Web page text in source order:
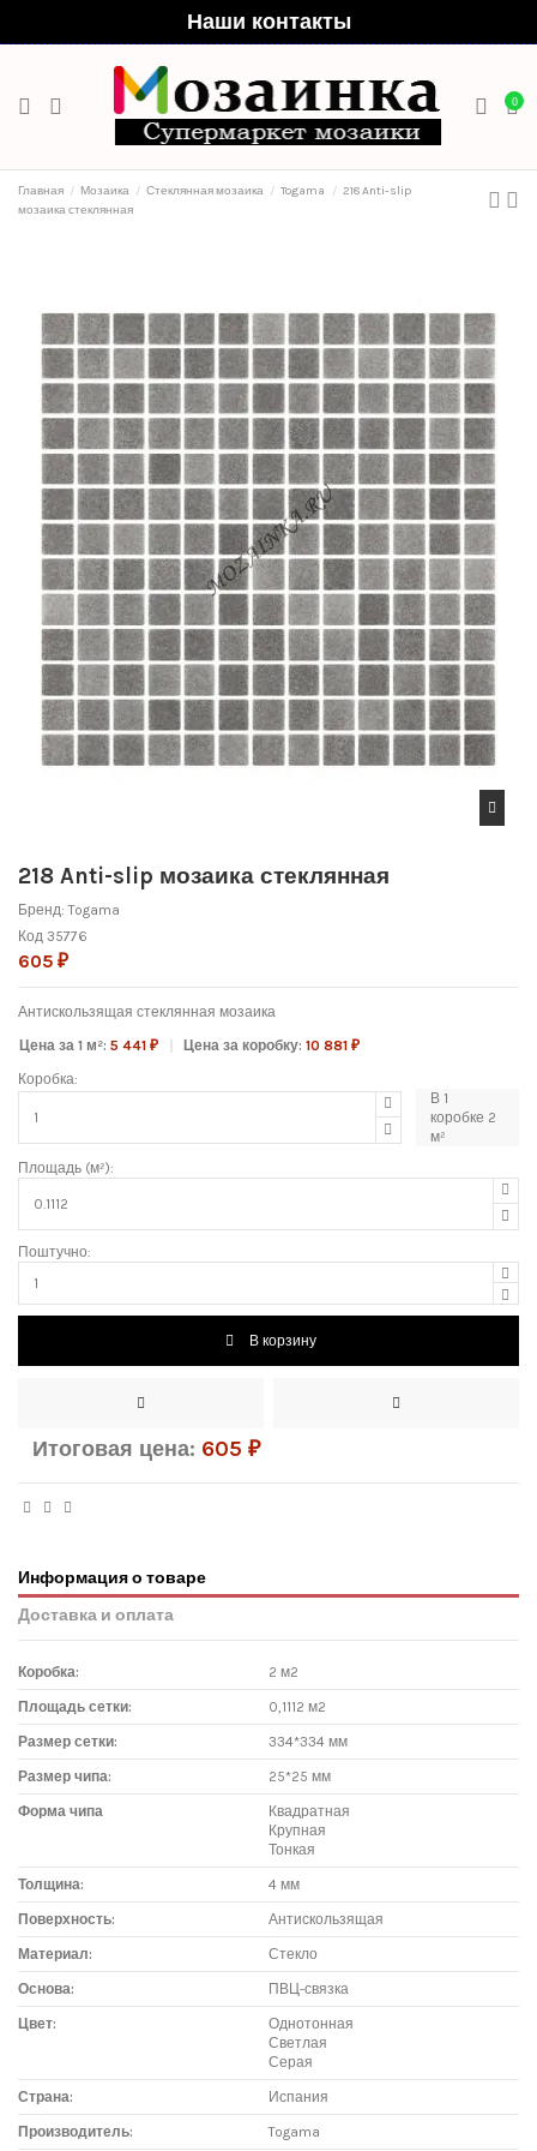
Наши контакты
0
Главная Мозаика Стеклянная мозаика Togama
218 Anti-slip
мозаика стеклянная
218 Anti-slip мозаика стеклянная
Бренд: Togama
Код 35776
605 ₽
Антискользящая стеклянная мозаика
Цена за 1 м²:5 441 ₽ Цена за коробку:10 881 ₽
Коробка:
В 1
коробке 2
м²
Площадь (м²):
Поштучно:
В корзину
Итоговая цена: 605 ₽
Информация о товаре
Доставка и оплата
Коробка: 2 м2
Площадь сетки: 0,1112 м2
Размер сетки: 334*334 мм
Размер чипа: 25*25 мм
Форма чипа
Квадратная
Крупная
Тонкая
Толщина: 4 мм
Поверхность: Антискользящая
Материал: Стекло
Основа: ПВЦ-связка
Цвет:
Однотонная
Светлая
Серая
Страна: Испания
Производитель: Togama